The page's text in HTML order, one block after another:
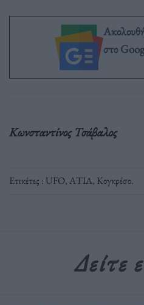
στο
Κωνσταντίνος Τσάβαλος
Ετικέτες : UFO,ΑΤΙΑ, Κογκρέσο.
Δείτε